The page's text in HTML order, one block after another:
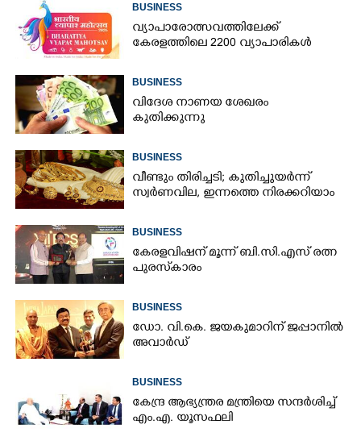
BUSINESS
വ്യാപാരോത്സവത്തിലേക്ക്
കേരളത്തിലെ 2200 വ്യാപാരികൾ
BUSINESS
വിദേശ നാണയ ശേഖരം
കുതിക്കുന്നു
BUSINESS
വീണ്ടും തിരിച്ചടി; കുതിച്ചുയർന്ന്
സ്വർണവില, ഇന്നത്തെ നിരക്കറിയാം
BUSINESS
കേരളവിഷന് മൂന്ന് ബി.സി.എസ് രത്ന
പുരസ്‌കാരം
BUSINESS
ഡോ. വി.കെ. ജയകുമാറിന് ജപ്പാനിൽ
അവാർഡ്
BUSINESS
കേന്ദ്ര ആഭ്യന്ത്രര മന്ത്രിയെ സന്ദർശിച്ച്
എം.എ. യൂസഫലി